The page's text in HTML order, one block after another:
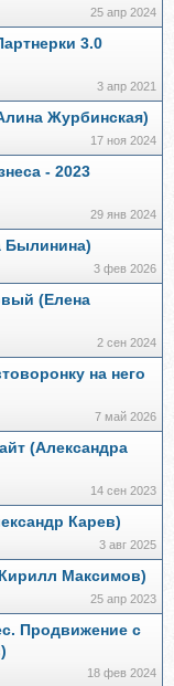
25 апр 2024
3.0
3 апр 2021
Журбинская)
17 ноя 2024
- 2023
29 янв 2024
Былинина)
3 фев 2026
(Елена
2 сен 2024
на него
7 май 2026
(Александра
14 сен 2023
Карев)
3 авг 2025
Максимов)
25 апр 2023
Продвижение с
18 фев 2024